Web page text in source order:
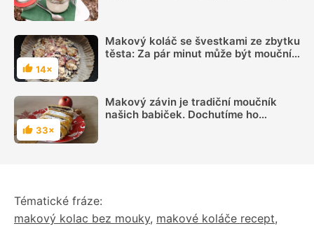
Hodnocení
14×
Makový koláč se švestkami ze zbytku
těsta: Za pár minut může být moučník
Hodnocení
33×
Makový závin je tradiční moučník
našich babiček. Dochutíme ho
Tématické fráze:
makový kolac bez mouky, makové koláče recept,